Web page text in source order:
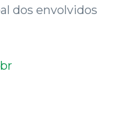
dos envolvidos